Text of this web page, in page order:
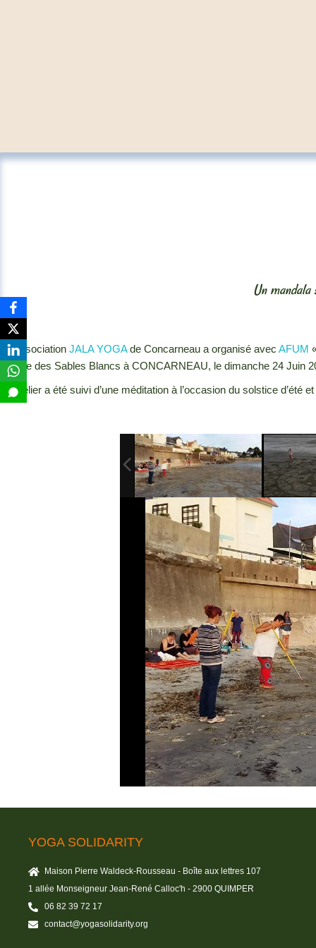
Un
L’association JALA YOGAde Concarneau a organisé avec AFUM
plage des Sables Blancs à CONCARNEAU, le dimanche 24 Juin
L’atelier a été suivi d’une méditation à l’occasion du solstice d’été
YOGA SOLIDARITY
Maison Pierre Waldeck-Rousseau - Boîte aux lettres 107
1 allée Monseigneur Jean-René Calloc'h - 2900 QUIMPER
06 82 39 72 17
contact@yogasolidarity.org